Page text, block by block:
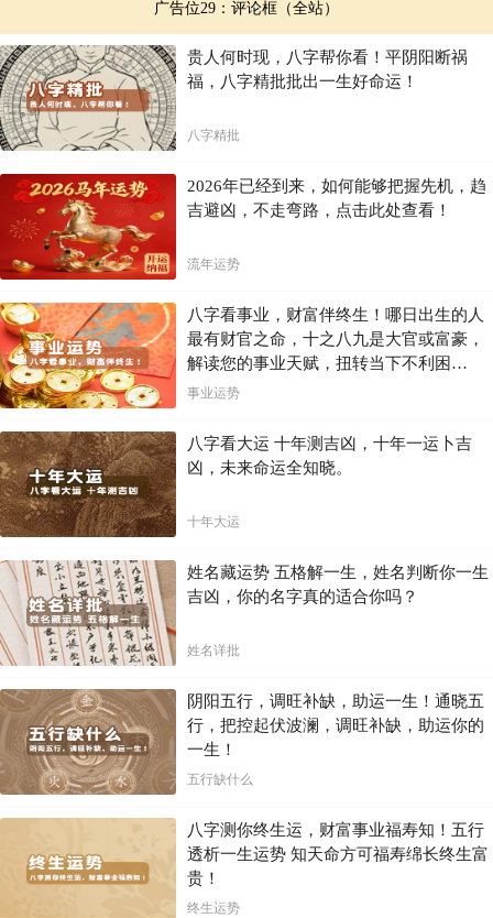
广告位29：评论框（全站）
贵人何时现，八字帮你看！平阴阳断祸
福，八字精批批出一生好命运！
八字精批
2026年已经到来，如何能够把握先机，趋
吉避凶，不走弯路，点击此处查看！
流年运势
八字看事业，财富伴终生！哪日出生的人
最有财官之命，十之八九是大官或富豪，
解读您的事业天赋，扭转当下不利困
局！！
事业运势
八字看大运 十年测吉凶，十年一运卜吉
凶，未来命运全知晓。
十年大运
姓名藏运势 五格解一生，姓名判断你一生
吉凶，你的名字真的适合你吗？
姓名详批
阴阳五行，调旺补缺，助运一生！通晓五
行，把控起伏波澜，调旺补缺，助运你的
一生！
五行缺什么
八字测你终生运，财富事业福寿知！五行
透析一生运势 知天命方可福寿绵长终生富
贵！
终生运势